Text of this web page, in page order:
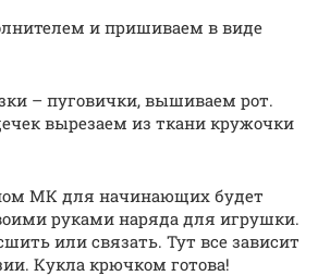
и пришиваем в виде
– пуговички, вышиваем рот.
вырезаем из ткани кружочки
МК для начинающих будет
руками наряда для игрушки.
или связать. Тут все зависит
Кукла крючком готова!